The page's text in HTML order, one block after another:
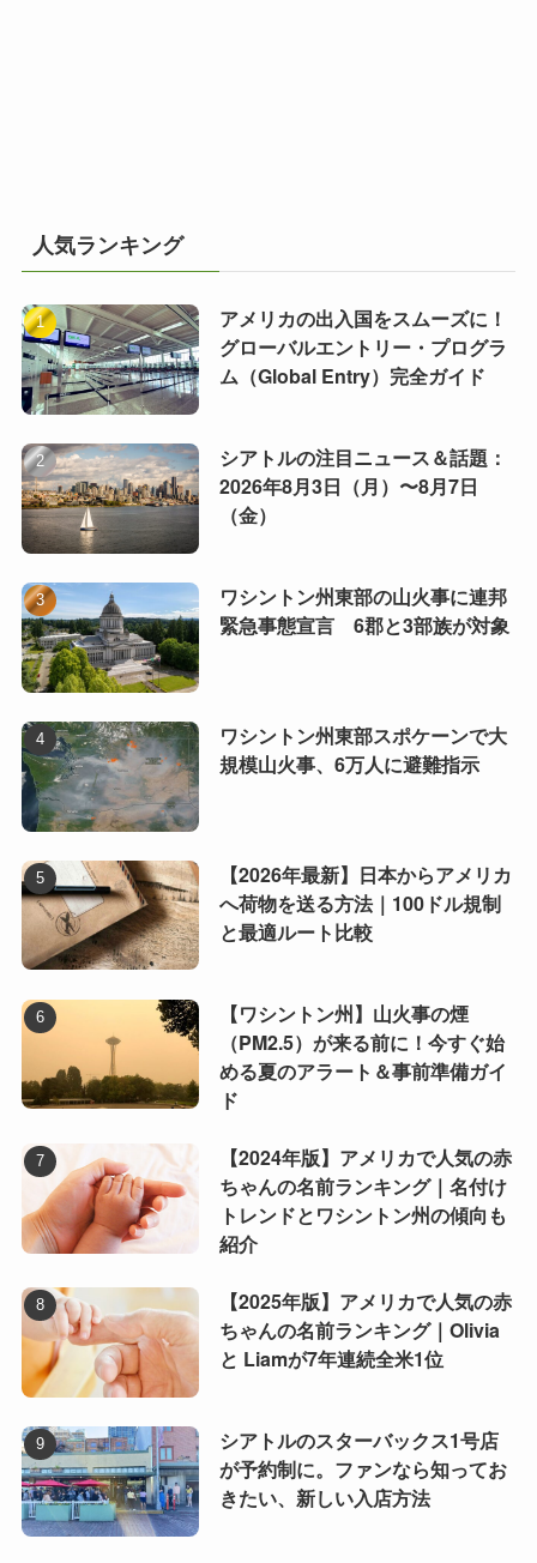
人気ランキング
アメリカの出入国をスムーズに！
グローバルエントリー・プログラ
ム（Global Entry）完全ガイド
シアトルの注目ニュース＆話題：
2026年8月3日（月）〜8月7日
（金）
ワシントン州東部の山火事に連邦
緊急事態宣言 6郡と3部族が対象
ワシントン州東部スポケーンで大
規模山火事、6万人に避難指示
【2026年最新】日本からアメリカ
へ荷物を送る方法｜100ドル規制
と最適ルート比較
【ワシントン州】山火事の煙
（PM2.5）が来る前に！今すぐ始
める夏のアラート＆事前準備ガイ
ド
【2024年版】アメリカで人気の赤
ちゃんの名前ランキング｜名付け
トレンドとワシントン州の傾向も
紹介
【2025年版】アメリカで人気の赤
ちゃんの名前ランキング｜Olivia
と Liamが7年連続全米1位
シアトルのスターバックス1号店
が予約制に。ファンなら知ってお
きたい、新しい入店方法